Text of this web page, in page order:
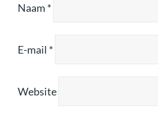
Naam *
E-mail *
Website